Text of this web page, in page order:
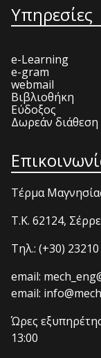
Υπηρεσίες
e-Learning
e-gram
webmail
Βιβλιοθήκη
Εύδοξος
Δωρεάν διάθεση
Τέρμα
T.K. 62124,
Τηλ.: (+30)
email:
email:
Ώρες
13:00